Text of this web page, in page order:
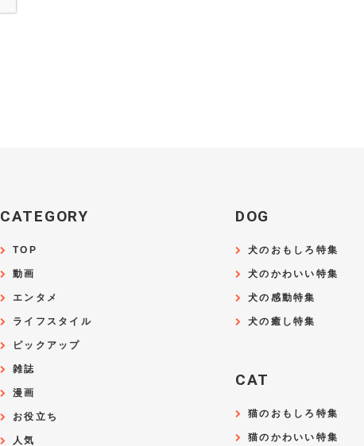
CATEGORY
TOP
動画
エンタメ
ライフスタイル
ピックアップ
雑誌
漫画
お役立ち
人気
DOG
犬のおもしろ特集
犬のかわいい特集
犬の感動特集
犬の癒し特集
CAT
猫のおもしろ特集
猫のかわいい特集